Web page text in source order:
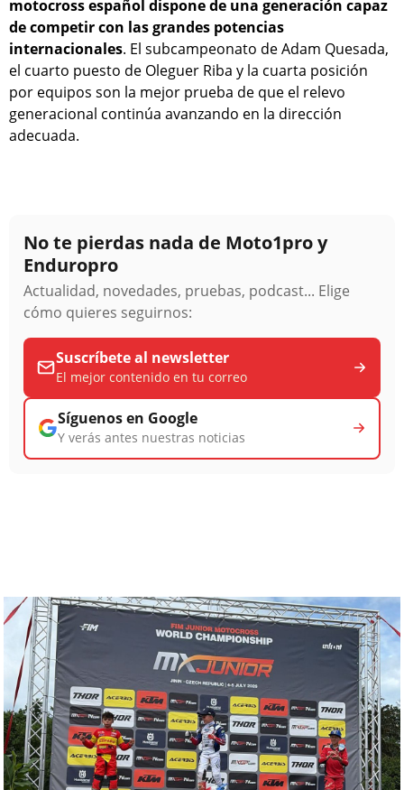
motocross español dispone de una generación capaz
de competir con las grandes potencias
internacionales. El subcampeonato de Adam Quesada,
el cuarto puesto de Oleguer Riba y la cuarta posición
por equipos son la mejor prueba de que el relevo
generacional continúa avanzando en la dirección
adecuada.
No te pierdas nada de Moto1pro y
Enduropro
Actualidad, novedades, pruebas, podcast... Elige
cómo quieres seguirnos:
Suscríbete al newsletter
El mejor contenido en tu correo
Síguenos en Google
Y verás antes nuestras noticias